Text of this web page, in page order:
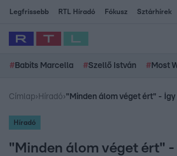
Legfrissebb RTL Híradó Fókusz Sztárhírek
# Babits Marcella #Szellő István # Most
Címlap› Híradó›
Híradó
"Minden álom véget ért" -